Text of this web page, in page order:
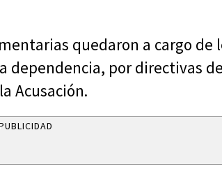
quedaron a cargo de
dependencia, por directivas
Acusación.